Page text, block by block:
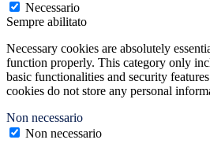
Necessario
Sempre abilitato
Necessary cookies are absolutely
function properly. This category only
basic functionalities and security
cookies do not store any personal
Non necessario
Non necessario